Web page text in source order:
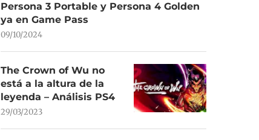
Persona 3 Portable y Persona 4 Golden
ya en Game Pass
09/10/2024
The Crown of Wu no
está a la altura de la
leyenda – Análisis PS4
29/03/2023